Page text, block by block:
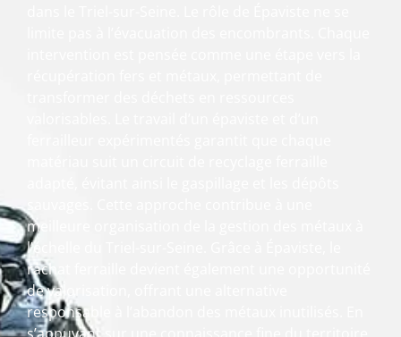
meilleure organisation de la gestion des métaux à
l’échelle du Triel-sur-Seine. Grâce à Épaviste, le
rachat ferraille devient également une opportunité
de valorisation, offrant une alternative
responsable à l’abandon des métaux inutilisés. En